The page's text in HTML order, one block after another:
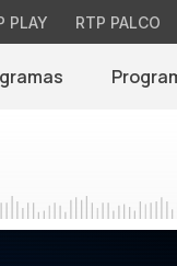
PLAY RTP PALCO